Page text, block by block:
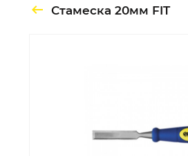
Стамеска 20мм FIT